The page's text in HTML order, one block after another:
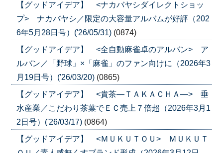
【グッドアイデア】 <ナカバヤシダイレクトショッ
プ> ナカバヤシ／限定の大容量アルバムが好評（202
6年5月28日号）('26/05/31) (0874)
【グッドアイデア】 <全自動麻雀卓のアルバン> ア
ルバン／「野球」×「麻雀」のファン向けに（2026年3
月19日号）('26/03/20) (0865)
【グッドアイデア】 <貴茶―ＴＡＫＡＣＨＡ―> 垂
水産業／こだわり茶葉でＥＣ売上７倍超（2026年3月1
2日号）('26/03/17) (0864)
【グッドアイデア】 <ＭＵＫＵＴＯＵ> ＭＵＫＵＴ